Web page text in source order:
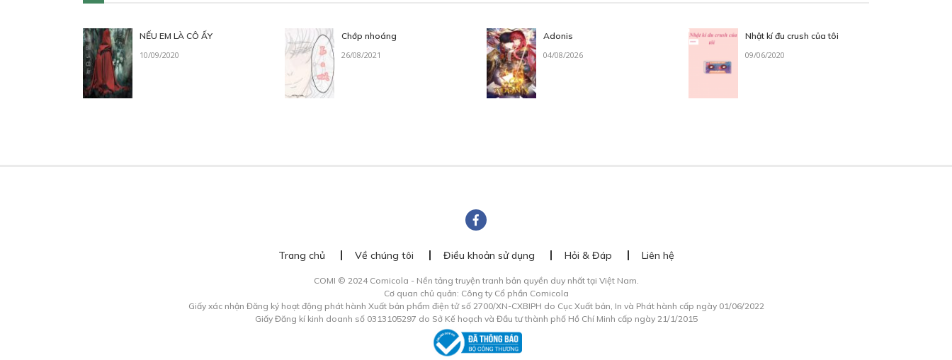
NẾU EM LÀ CÔ ẤY
10/09/2020
Chớp nhoáng
26/08/2021
Adonis
04/08/2026
Nhật kí đu crush của tôi
09/06/2020
Trang chủ Về chúng tôi Điều khoản sử dụng Hỏi & Đáp Liên hệ
COMI © 2024 Comicola - Nền tảng truyện tranh bản quyền duy nhất tại Việt Nam.
Cơ quan chủ quản: Công ty Cổ phần Comicola
Giấy xác nhận Đăng ký hoạt động phát hành Xuất bản phẩm điện tử số 2700/XN-CXBIPH do Cục Xuất bản, In và Phát hành cấp ngày 01/06/2022
Giấy Đăng kí kinh doanh số 0313105297 do Sở Kế hoạch và Đầu tư thành phố Hồ Chí Minh cấp ngày 21/1/2015